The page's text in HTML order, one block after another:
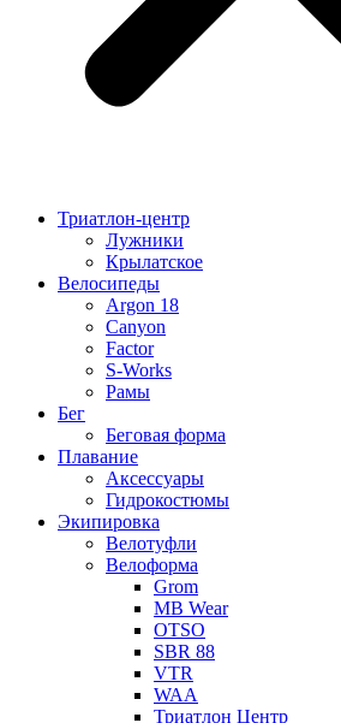
Триатлон-центр
Лужники
Крылатское
Велосипеды
Argon 18
Canyon
Factor
S-Works
Рамы
Бег
Беговая форма
Плавание
Аксессуары
Гидрокостюмы
Экипировка
Велотуфли
Велоформа
Grom
MB Wear
OTSO
SBR 88
VTR
WAA
Триатлон Центр